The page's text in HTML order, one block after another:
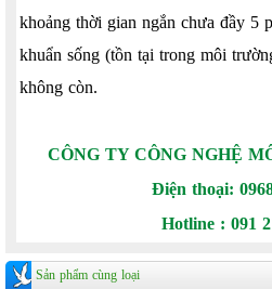
khoảng thời gian ngắn chưa đầy 5
khuẩn sống (tồn tại trong môi
không còn.
CÔNG TY CÔNG NGHỆ
Điện thoại:
Hotline : 091
Sản phẩm cùng loại